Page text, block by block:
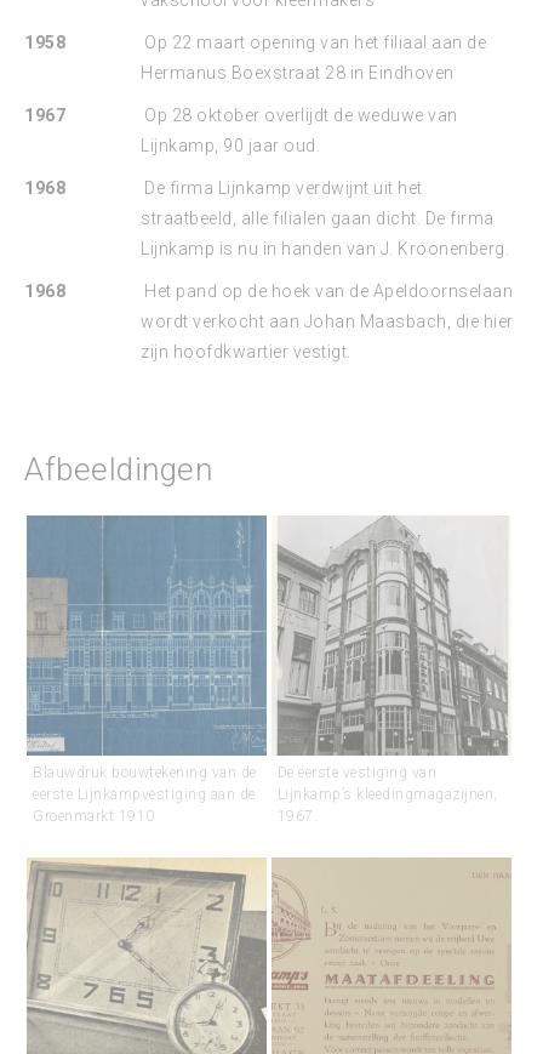
1958
Op 22 maart opening van het filiaal aan de
Hermanus Boexstraat 28 in Eindhoven
1967
Op 28 oktober overlijdt de weduwe van
Lijnkamp, 90 jaar oud.
1968
De firma Lijnkamp verdwijnt uit het
straatbeeld, alle filialen gaan dicht. De firma
Lijnkamp is nu in handen van J. Kroonenberg.
1968
Het pand op de hoek van de Apeldoornselaan
wordt verkocht aan Johan Maasbach, die hier
zijn hoofdkwartier vestigt.
Afbeeldingen
Blauwdruk bouwtekening van de
eerste Lijnkampvestiging aan de
Groenmarkt 1910
De eerste vestiging van
Lijnkamp’s kleedingmagazijnen,
1967.